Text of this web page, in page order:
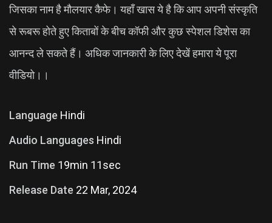
जिसका नाम है मौलयार कैफे। यहाँ खास ये है कि आप अपनी संस्कृति
से रूबरू होते हुए किताबों के बीच कॉफी और कुछ स्पेशल डिशेस का
आनन्द ले सकते हैं। अधिक जानकारी के लिए देखें हमारा ये पूरा
वीडियो।।
Language Hindi
Audio Languages Hindi
Run Time 19min 11sec
Release Date 22 Mar, 2024